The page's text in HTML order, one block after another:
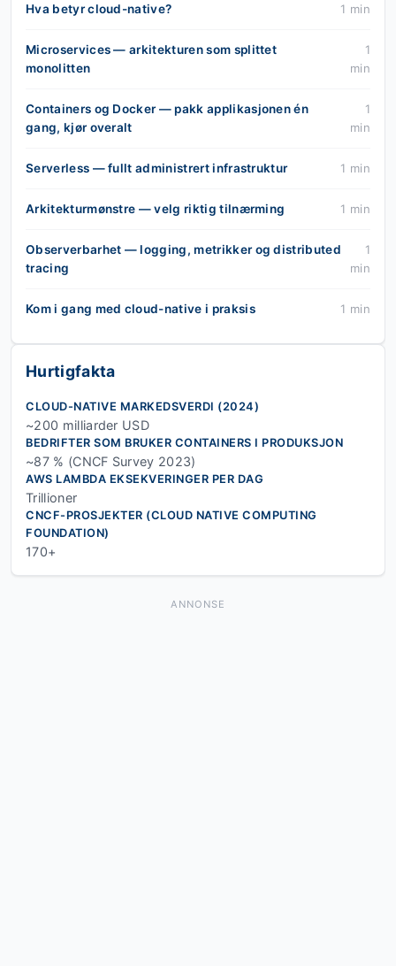
Hva betyr cloud-native? 1 min
Microservices — arkitekturen som splittet
monolitten
1
min
Containers og Docker — pakk applikasjonen én
gang, kjør overalt
1
min
Serverless — fullt administrert infrastruktur 1 min
Arkitekturmønstre — velg riktig tilnærming 1 min
Observerbarhet — logging, metrikker og distributed
tracing
1
min
Kom i gang med cloud-native i praksis 1 min
Hurtigfakta
CLOUD-NATIVE MARKEDSVERDI (2024)
~200 milliarder USD
BEDRIFTER SOM BRUKER CONTAINERS I PRODUKSJON
~87 % (CNCF Survey 2023)
AWS LAMBDA EKSEKVERINGER PER DAG
Trillioner
CNCF-PROSJEKTER (CLOUD NATIVE COMPUTING
FOUNDATION)
170+
ANNONSE